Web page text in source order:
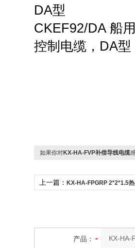
DA型
CKEF92/DA 船
控制电缆，DA型
如果你对KX-HA-FVP补偿导线电缆
上一篇： KX-HA-FPGRP 2*2*1.5
产品：